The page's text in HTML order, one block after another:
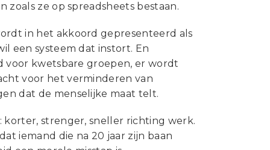
Vacatures
Vestigingen ABU-leden
Webshop
zoals ze op spreadsheets bestaan.
in het akkoord gepresenteerd als
een systeem dat instort. En
kwetsbare groepen, er wordt
voor het verminderen van
dat de menselijke maat telt.
korter, strenger, sneller richting werk.
iemand die na 20 jaar zijn baan